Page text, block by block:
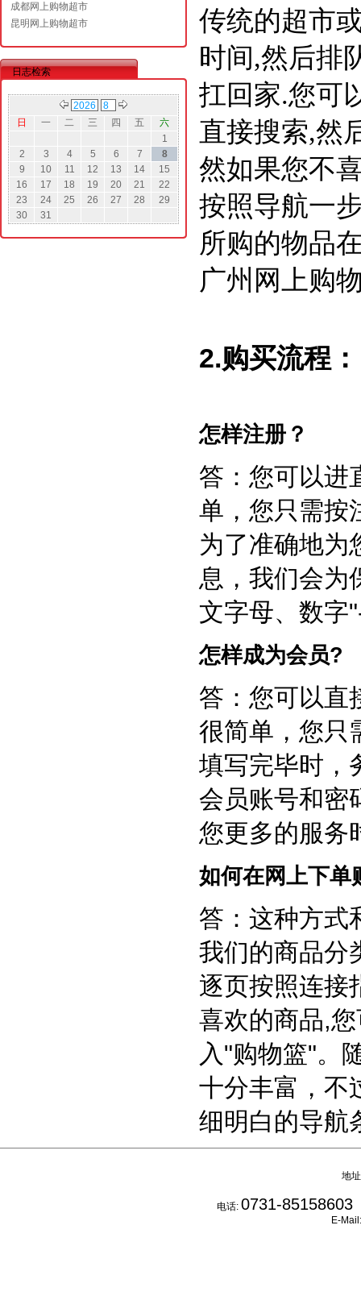
成都网上购物超市
昆明网上购物超市
日志检索
日 一 二 三 四 五
六
1
2
3 4 5 6 7
8
9
10 11 12 13 14
15
16
17 18 19 20 21
22
23
24 25 26 27 28
29
30
31
传统的超市
时间,然后排
扛回家.您可
直接搜索,然
然如果您不
按照导航一
所购的物品
广州网上购
2.购买流程：
怎样注册？
答：您可以进
单，您只需按
为了准确地为
息，我们会为
文字母、数字
怎样成为会员?
答：您可以直
很简单，您只
填写完毕时，
会员账号和密
您更多的服务
如何在网上下单
答：这种方式
我们的商品分
逐页按照连接
喜欢的商品,
入"购物篮"。
十分丰富，不
细明白的导航
地
电话: 0731-85158603
E-